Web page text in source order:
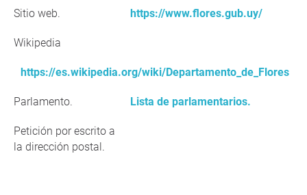
Sitio web. https://www.flores.gub.uy/
Wikipedia
https://es.wikipedia.org/wiki/Departamento_de_Flores
Parlamento. Lista de parlamentarios.
Petición por escrito a
la dirección postal.